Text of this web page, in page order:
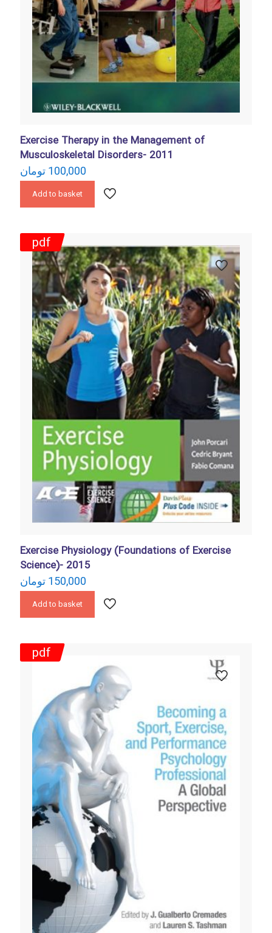
Exercise Therapy in the Management of
Musculoskeletal Disorders- 2011
100,000 تومان
Add to basket
Exercise Physiology (Foundations of Exercise
Science)- 2015
150,000 تومان
Add to basket
pdf
pdf